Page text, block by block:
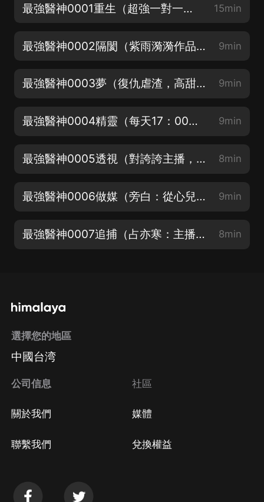
最強醫神0001重生（超強一對一女頻都市異能） 15min
最強醫神0002隔閡（紫雨漪漪作品） 9min
最強醫神0003夢（復仇虐渣，高甜撒糖） 9min
最強醫神0004精靈（每天17：00更新三集，不定時加更） 9min
最強醫神0005透視（對誇誇主播，主播會加更哦） 8min
最強醫神0006做媒（旁白：從心兒） 9min
最強醫神0007追捕（占亦寒：主播D） 8min
選擇您的地區
中國台湾
公司信息
關於我們
聯繫我們
社區
媒體
兌換權益